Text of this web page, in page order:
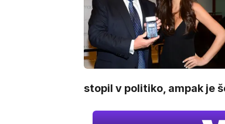
stopil v politiko, ampak je